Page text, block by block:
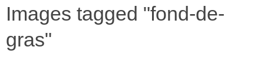
Images tagged "fond-de-
gras"